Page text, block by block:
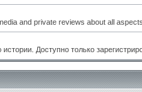
and private reviews about all
Доступно только